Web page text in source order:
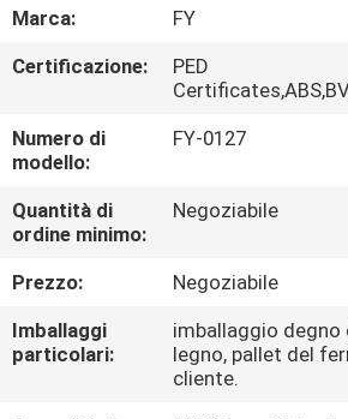
CIRCA
NOI
GIRO
DELLA
FABBRICA
CONTROLLO
DI
QUALITÀ
Marca:
FY
Certificazione:
PED
Numero di
modello:
FY-0127
Quantità di
ordine minimo:
Negoziabile
Prezzo:
Negoziabile
Imballaggi
particolari:
imballaggio degno
legno, pallet del
cliente.